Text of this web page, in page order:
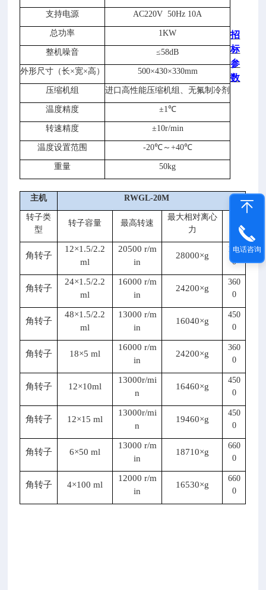
支持电源 AC220V50Hz 10A
总功率 1KW
整机噪音 ≤58dB
外形尺寸 （长×宽×高） 500×430×330mm
压缩机组 进口高性能压缩机组 、无氟制冷剂
温度精度 ±1℃
转速精度 ±10r/min
温度设置范围 -20℃～ +40℃
重量 50kg
主机 RWGL-20M
转子类
型
转子容量 最高转速
最大相对离心
力
角转子
12×1.5/2.2
ml
20500 r/m
in
28000×g
160
0
角转子
24×1.5/2.2
ml
16000 r/m
in
24200×g
360
0
角转子
48×1.5/2.2
ml
13000 r/m
in
16040×g
450
0
角转子 18×5 ml
16000 r/m
in
24200×g
360
0
角转子 12×10ml
13000r/mi
n
16460×g
450
0
角转子 12×15 ml
13000r/mi
n
19460×g
450
0
角转子 6×50 ml
13000 r/m
in
18710×g
660
0
角转子 4×100 ml
12000 r/m
in
16530×g
660
0
招
标
参
数
物
化
生
物
电话咨询